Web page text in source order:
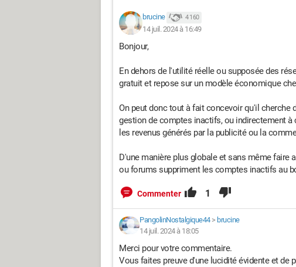
brucine 4 160
14 juil. 2024 à 16:49
Bonjour,
En dehors de l'utilité réelle ou supposée des
gratuit et repose sur un modèle économique
On peut donc tout à fait concevoir qu'il cherche
gestion de comptes inactifs, ou indirectement à
les revenus générés par la publicité ou la
D'une manière plus globale et sans même faire
ou forums suppriment les comptes inactifs au
Commenter 1
PangolinNostalgique44> brucine
14 juil. 2024 à 18:05
Merci pour votre commentaire.
Vous faites preuve d'une lucidité évidente et de